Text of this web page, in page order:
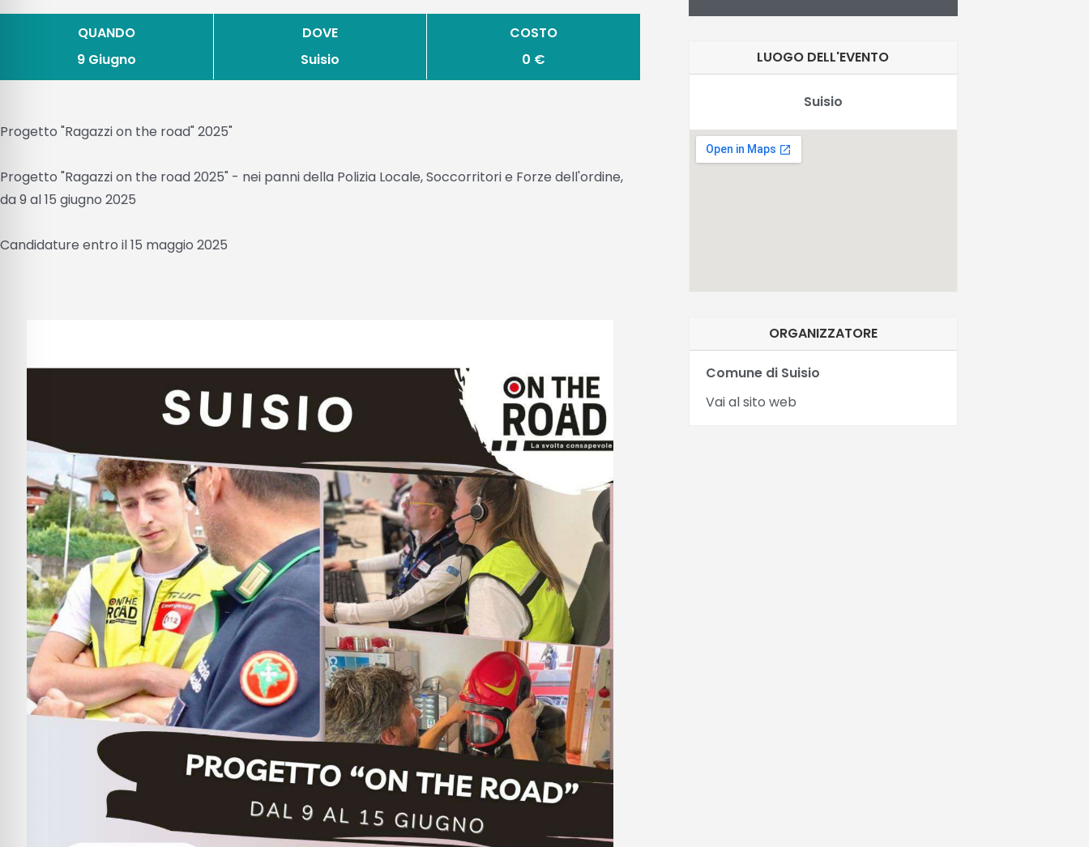
QUANDO
9 Giugno
DOVE
Suisio
COSTO
0 €
Progetto "Ragazzi on the road" 2025"
Progetto "Ragazzi on the road 2025" - nei panni della Polizia Locale, Soccorritori e Forze dell'ordine,
da 9 al 15 giugno 2025
Candidature entro il 15 maggio 2025
LUOGO DELL'EVENTO
Suisio
ORGANIZZATORE
Comune di Suisio
Vai al sito web